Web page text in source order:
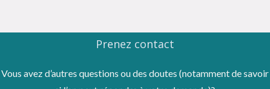
Prenez contact
Vous avez d’autres questions ou des doutes (notamment de savoir